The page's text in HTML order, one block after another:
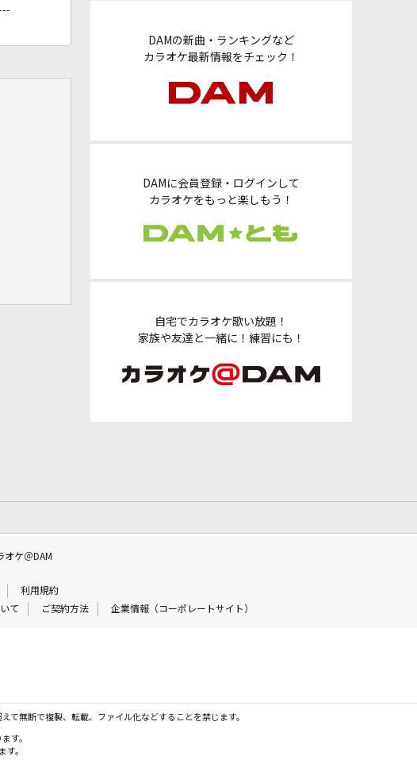
DAMの新曲・ランキングなど
カラオケ最新情報をチェック！
DAMに会員登録・ログインして
カラオケをもっと楽しもう！
自宅でカラオケ歌い放題！
家族や友達と一緒に！練習にも！
オケ＠DAM
利用規約
て ご契約方法 企業情報（コーポレートサイト）
て無断で複製、転載、ファイル化などすることを禁じます。
す。
す。